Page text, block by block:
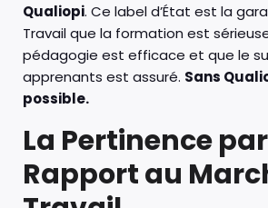
Qualiopi. Ce label d’État est la
Travail que la formation est
pédagogie est efficace et que le
apprenants est assuré. Sans
possible.
La Pertinence par
Rapport au